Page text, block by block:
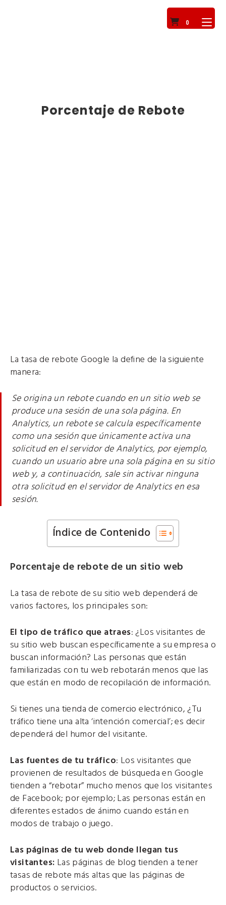
0
Porcentaje de Rebote
La tasa de rebote Google la define de la siguiente
manera:
Se origina un rebote cuando en un sitio web se
produce una sesión de una sola página. En
Analytics, un rebote se calcula específicamente
como una sesión que únicamente activa una
solicitud en el servidor de Analytics, por ejemplo,
cuando un usuario abre una sola página en su sitio
web y, a continuación, sale sin activar ninguna
otra solicitud en el servidor de Analytics en esa
sesión.
Índice de Contenido
Porcentaje de rebote de un sitio web
La tasa de rebote de su sitio web dependerá de
varios factores, los principales son:
El tipo de tráfico que atraes: ¿Los visitantes de
su sitio web buscan específicamente a su empresa o
buscan información? Las personas que están
familiarizadas con tu web rebotarán menos que las
que están en modo de recopilación de información.
Si tienes una tienda de comercio electrónico, ¿Tu
tráfico tiene una alta ‘intención comercial’; es decir
dependerá del humor del visitante.
Las fuentes de tu tráfico: Los visitantes que
provienen de resultados de búsqueda en Google
tienden a “rebotar” mucho menos que los visitantes
de Facebook; por ejemplo; Las personas están en
diferentes estados de ánimo cuando están en
modos de trabajo o juego.
Las páginas de tu web donde llegan tus
visitantes: Las páginas de blog tienden a tener
tasas de rebote más altas que las páginas de
productos o servicios.